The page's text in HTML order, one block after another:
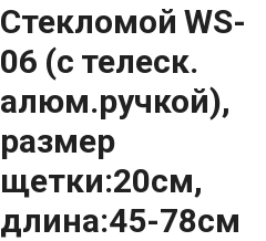
Стекломой WS-
06 (с телеск.
алюм.ручкой),
размер
щетки:20см,
длина:45-78см